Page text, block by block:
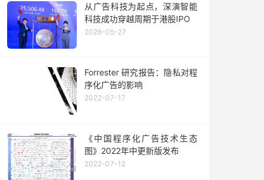
从广告科技为起点，深演智能
科技成功穿越周期于港股IPO
2026-05-27
Forrester 研究报告：隐私对程
序化广告的影响
2022-07-17
《中国程序化广告技术生态
图》2022年中更新版发布
2022-07-12